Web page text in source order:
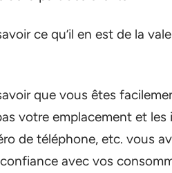
ce qu’il en est de la
que vous êtes
votre emplacement et
de téléphone, etc. vous
avec vos